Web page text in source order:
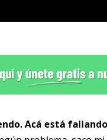
Acá está